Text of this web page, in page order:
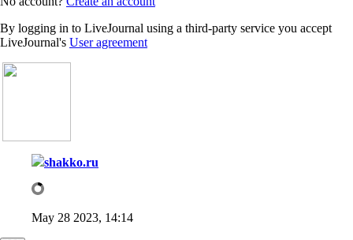
By logging in to LiveJournal using a third-party service you accept
LiveJournal's User agreement
shakko.ru
May 28 2023, 14:14